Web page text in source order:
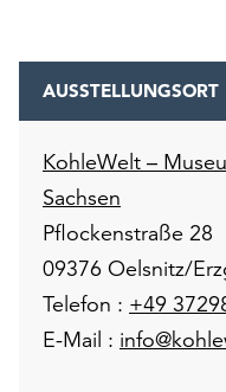
AUSSTELLUNGSORT
KohleWelt –
Sachsen
Pflockenstraße 28
09376 Oelsnitz/
Telefon : +49
E-Mail :